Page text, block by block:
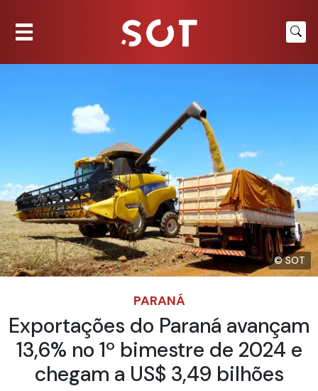
© SOT
PARANÁ
Exportações do Paraná avançam
13,6% no 1º bimestre de 2024 e
chegam a US$ 3,49 bilhões